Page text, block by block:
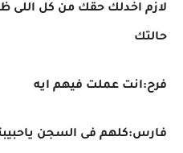
لازم اخدلك حقك من كل اللى
حالتك
فرح:انت عملت فيهم ايه
فارس:كلهم فى السجن